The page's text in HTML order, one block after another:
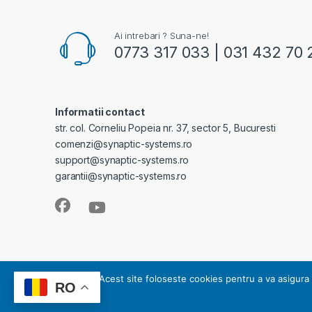
Ai intrebari ? Suna-ne!
0773 317 033 | 031 432 70
Informatii contact
str. col. Corneliu Popeia nr. 37, sector 5, Bucuresti
comenzi@synaptic-systems.ro
support@synaptic-systems.ro
garantii@synaptic-systems.ro
SYNAPTIC SYSTEMS - este operator de date cu
Copyright 2008-2023 © SYNAPTIC SYSTEMS | Toate
RO
Acest site foloseste cookies pentru a va